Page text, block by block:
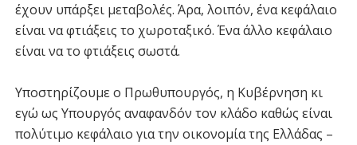
έχουν υπάρξει μεταβολές. Άρα, λοιπόν, ένα κεφάλαιο
είναι να φτιάξεις το χωροταξικό. Ένα άλλο κεφάλαιο
είναι να το φτιάξεις σωστά.
Υποστηρίζουμε ο Πρωθυπουργός, η Κυβέρνηση κι
εγώ ως Υπουργός αναφανδόν τον κλάδο καθώς είναι
πολύτιμο κεφάλαιο για την οικονομία της Ελλάδας –